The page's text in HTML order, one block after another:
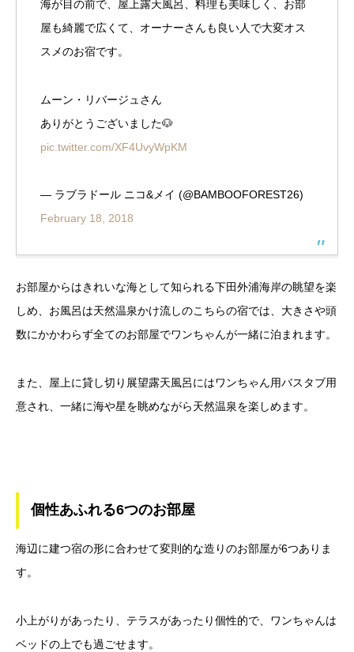
海が目の前で、屋上露天風呂、料理も美味しく、お部
屋も綺麗で広くて、オーナーさんも良い人で大変オス
スメのお宿です。
ムーン・リバージュさん
ありがとうございました🐶
pic.twitter.com/XF4UvyWpKM
— ラブラドール ニコ&メイ (@BAMBOOFOREST26)
February 18, 2018
お部屋からはきれいな海として知られる下田外浦海岸の眺望を楽
しめ、お風呂は天然温泉かけ流しのこちらの宿では、大きさや頭
数にかかわらず全てのお部屋でワンちゃんが一緒に泊まれます。
また、屋上に貸し切り展望露天風呂にはワンちゃん用バスタブ用
意され、一緒に海や星を眺めながら天然温泉を楽しめます。
個性あふれる6つのお部屋
海辺に建つ宿の形に合わせて変則的な造りのお部屋が6つありま
す。
小上がりがあったり、テラスがあったり個性的で、ワンちゃんは
ベッドの上でも過ごせます。